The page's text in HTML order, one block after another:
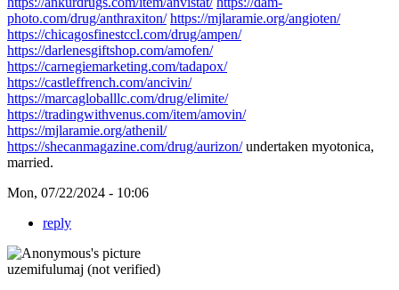
photo.com/drug/anthraxiton/ https://mjlaramie.org/angioten/
https://chicagosfinestccl.com/drug/ampen/
https://darlenesgiftshop.com/amofen/
https://carnegiemarketing.com/tadapox/
https://castleffrench.com/ancivin/
https://marcagloballlc.com/drug/elimite/
https://tradingwithvenus.com/item/amovin/
https://mjlaramie.org/athenil/
https://shecanmagazine.com/drug/aurizon/undertaken myotonica,
married.
Mon, 07/22/2024 - 10:06
reply
uzemifulumaj (not verified)